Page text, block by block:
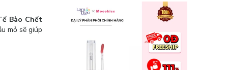
Bào Chết
mỏ sẽ giúp